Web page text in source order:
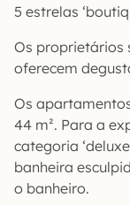
5 estrelas
Os proprietários
oferecem
Os
44 m². Para a
categoria
banheira
o banheiro.